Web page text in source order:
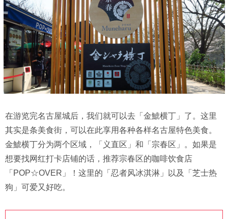
在游览完名古屋城后，我们就可以去「金鯱横丁」了。这里
其实是条美食街，可以在此享用各种各样名古屋特色美食。
金鯱横丁分为两个区域，「义直区」和「宗春区」。如果是
想要找网红打卡店铺的话，推荐宗春区的咖啡饮食店
「POP☆OVER」！这里的「忍者风冰淇淋」以及「芝士热
狗」可爱又好吃。